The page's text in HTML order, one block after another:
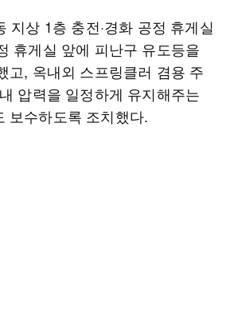
지상 1층 충전·경화 공정 휴게실
휴게실 앞에 피난구 유도등을
고, 옥내외 스프링클러 겸용 주
압력을 일정하게 유지해주는
보수하도록 조치했다.